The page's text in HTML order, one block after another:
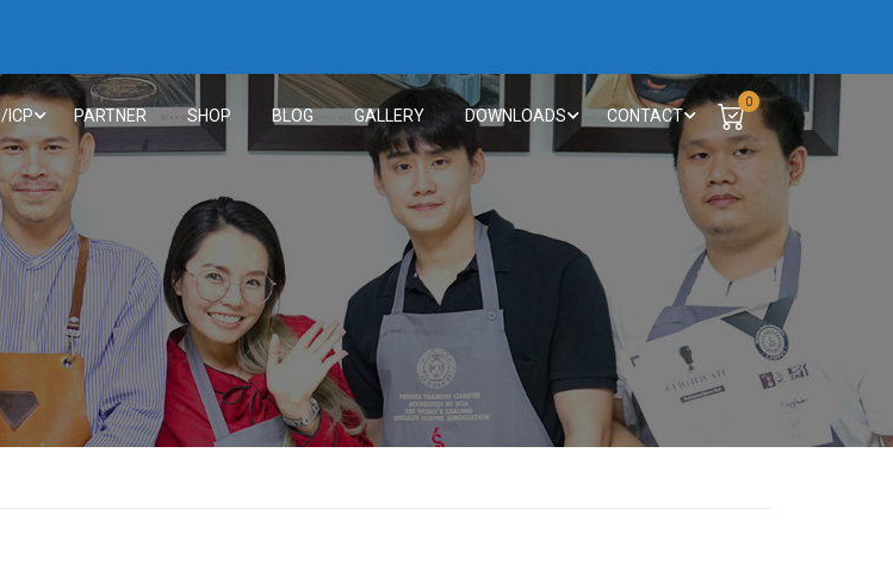
ICP PARTNER SHOP BLOG GALLERY DOWNLOADS CONTACT
0